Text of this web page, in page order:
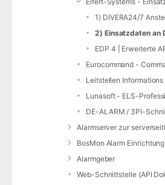
BosMon Alarm Einrichtung
Alarmgeber